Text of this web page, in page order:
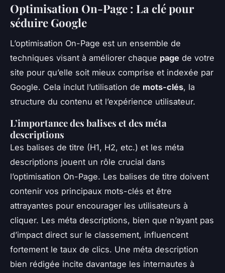
Optimisation On-Page : La clé pour
séduire Google
L’optimisation On-Page est un ensemble de
techniques visant à améliorer chaque page de votre
site pour qu’elle soit mieux comprise et indexée par
Google. Cela inclut l’utilisation de mots-clés, la
structure du contenu et l’expérience utilisateur.
L’importance des balises et des méta
descriptions
Les balises de titre (H1, H2, etc.) et les méta
descriptions jouent un rôle crucial dans
l’optimisation On-Page. Les balises de titre doivent
contenir vos principaux mots-clés et être
attrayantes pour encourager les utilisateurs à
cliquer. Les méta descriptions, bien que n’ayant pas
d’impact direct sur le classement, influencent
fortement le taux de clics. Une méta description
bien rédigée incite davantage les internautes à